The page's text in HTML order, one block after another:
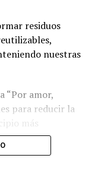
residuos
nuestras
“Por amor,
para reducir la